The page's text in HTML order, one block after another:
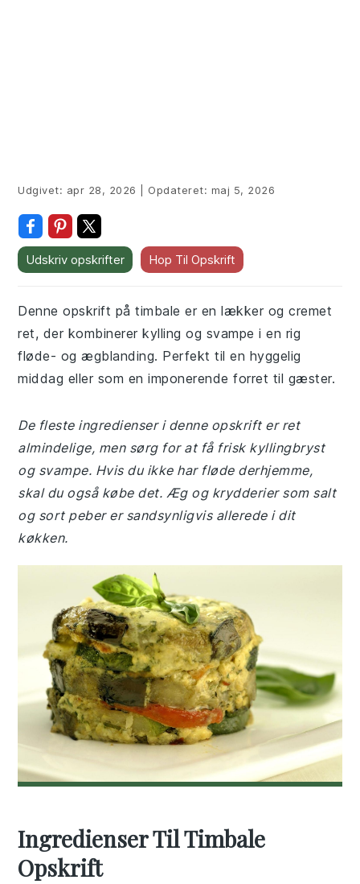
Udgivet: apr 28, 2026 Opdateret: maj 5, 2026
Udskriv opskrifter Hop Til Opskrift
Denne opskrift på timbale er en lækker og cremet
ret, der kombinerer kylling og svampe i en rig
fløde- og ægblanding. Perfekt til en hyggelig
middag eller som en imponerende forret til gæster.
De fleste ingredienser i denne opskrift er ret
almindelige, men sørg for at få frisk kyllingbryst
og svampe. Hvis du ikke har fløde derhjemme,
skal du også købe det. Æg og krydderier som salt
og sort peber er sandsynligvis allerede i dit
køkken.
Ingredienser Til Timbale
Opskrift